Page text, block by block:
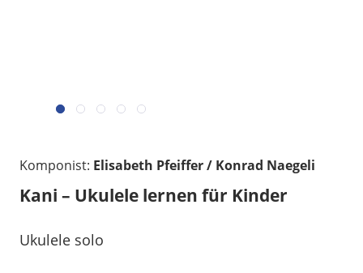
Komponist: Elisabeth Pfeiffer / Konrad Naegeli
Kani – Ukulele lernen für Kinder
Ukulele solo